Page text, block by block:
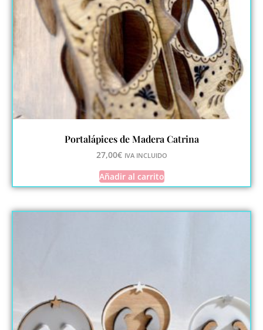
Portalápices de Madera Catrina
27,00€ IVA INCLUIDO
Añadir al carrito